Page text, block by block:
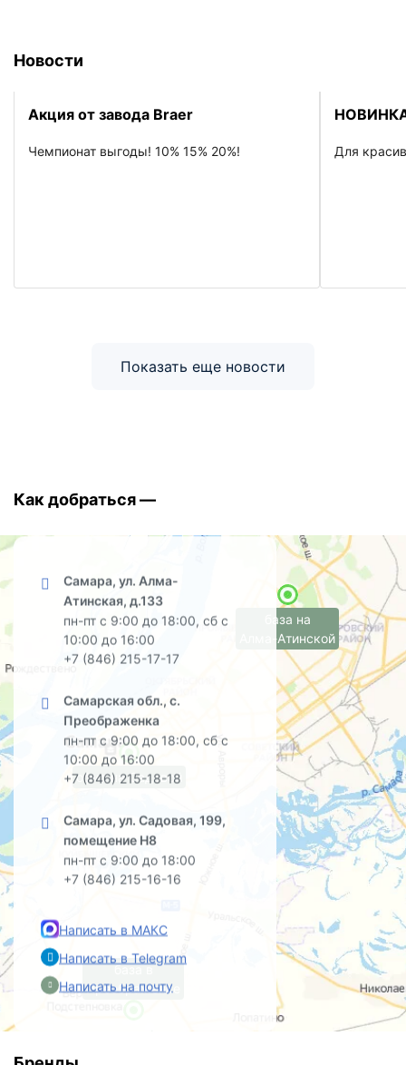
Новости
Акция от завода Braer
Чемпионат выгоды! 10% 15% 20%! Для
Показать еще новости
Как добраться —
Самара, ул. Алма-
Атинская, д.133
пн-пт с 9:00 до 18:00, сб с
10:00 до 16:00
+7 (846) 215-17-17
Самарская обл., с.
Преображенка
пн-пт с 9:00 до 18:00, сб с
10:00 до 16:00
+7 (846) 215-18-18
Самара, ул. Садовая, 199,
помещение Н8
пн-пт с 9:00 до 18:00
+7 (846) 215-16-16
Написать в МАКС
Написать в Telegram
Написать на почту
офис на Садовой
база в
Преображенке
база на
Алма-Атинской